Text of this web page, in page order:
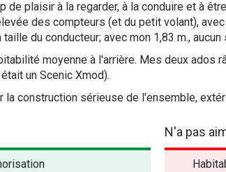
de plaisir à la regarder, à la conduire et à
des compteurs (et du petit volant),
du conducteur; avec mon 1,83 m., aucun
moyenne à l'arrière. Mes deux ados
un Scenic Xmod).
la construction sérieuse de l'ensemble,
N'a pas